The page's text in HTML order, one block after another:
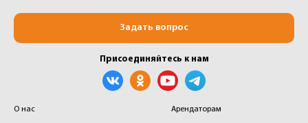
О нас Арендаторам
Задать вопрос
Присоединяйтесь к нам